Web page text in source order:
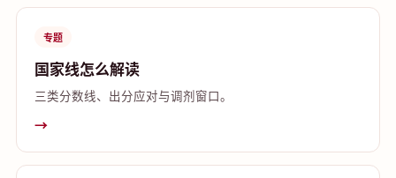
专题
国家线怎么解读
三类分数线、出分应对与调剂窗口。
→